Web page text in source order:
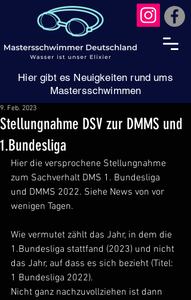
Hier gibt es Neuigkeiten rund ums
Mastersschwimmen
Stellungnahme DSV zur DMMS und
1.Bundesliga
9. Feb. 2023
Hier die versprochene Stellungnahme
zum Sachverhalt DMS 1. Bundesliga
und DMMS 2022. Siehe News von vor
wenigen Tagen.
Wie vermutet zählt das Jahr, in dem die
1.Bundesliga stattfand (2023) und nicht
das Jahr, auf dass es sich bezieht (Titel:
1 Bundesliga 2022).
Nicht ganz nachzuvollziehen ist dann